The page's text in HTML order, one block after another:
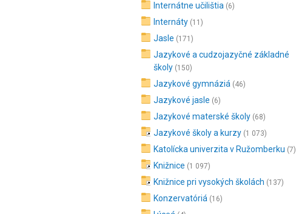
Internátne učilištia (6)
Internáty (11)
Jasle (171)
Jazykové a cudzojazyčné základné
školy (150)
Jazykové gymnáziá (46)
Jazykové jasle (6)
Jazykové materské školy (68)
Jazykové školy a kurzy (1 073)
Katolícka univerzita v Ružomberku (7)
Knižnice (1 097)
Knižnice pri vysokých školách (137)
Konzervatóriá (16)